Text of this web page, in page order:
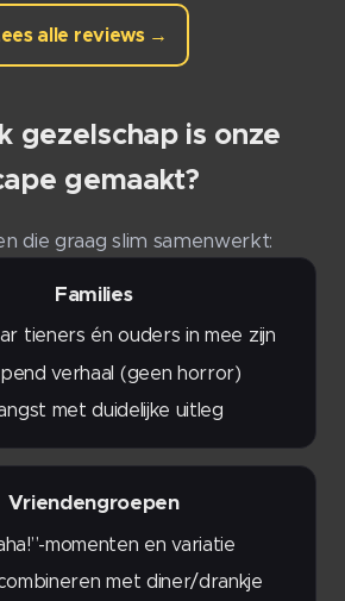
alle reviews →
gezelschap is onze
gemaakt?
die graag slim samenwerkt:
👨‍👩‍👧‍👦 Families
tieners én ouders in mee zijn
verhaal (geen horror)
met duidelijke uitleg
Vriendengroepen
momenten en variatie
met diner/drankje